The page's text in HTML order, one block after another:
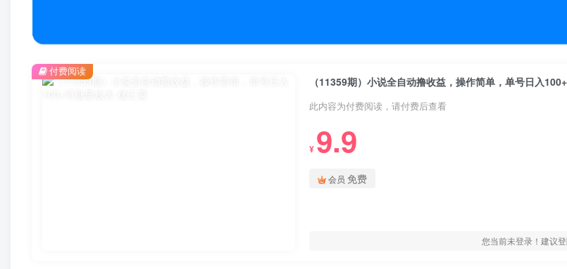
（11359期）小说全自动撸收益，操作简单，单号日入
此内容为付费阅读，请付费后查看
¥ 9.9
会员 免费
您当前未登录！建议
付费阅读